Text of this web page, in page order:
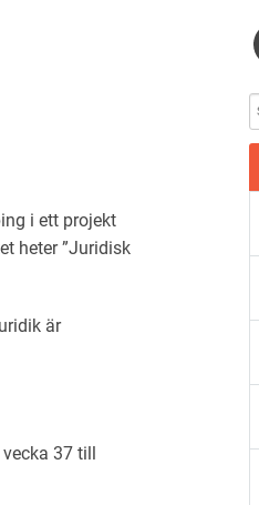
i ett projekt
heter ”Juridisk
är
37 till